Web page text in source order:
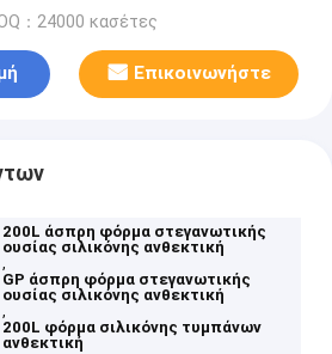
：24000 κασέτες
Επικοινωνήστε
200L άσπρη φόρμα στεγανωτικής
ουσίας σιλικόνης ανθεκτική
,
GP άσπρη φόρμα στεγανωτικής
ουσίας σιλικόνης ανθεκτική
,
200L φόρμα σιλικόνης τυμπάνων
ανθεκτική